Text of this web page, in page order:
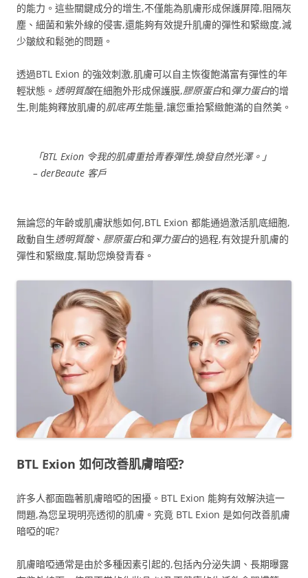
的能力。這些關鍵成分的增生,不僅能為肌膚形成保護屏障,阻隔灰
塵、細菌和紫外線的侵害,還能夠有效提升肌膚的彈性和緊緻度,減
少皺紋和鬆弛的問題。
透過BTL Exion 的強效刺激,肌膚可以自主恢復飽滿富有彈性的年
輕狀態。 透明質酸在細胞外形成保護膜,膠原蛋白和彈力蛋白的增
生,則能夠釋放肌膚的肌底再生能量,讓您重拾緊緻飽滿的自然美。
「BTL Exion 令我的肌膚重拾青春彈性,煥發自然光澤。」
– derBeaute 客戶
無論您的年齡或肌膚狀態如何,BTL Exion 都能通過激活肌底細胞,
啟動自生透明質酸、 膠原蛋白和彈力蛋白的過程,有效提升肌膚的
彈性和緊緻度,幫助您煥發青春。
BTL Exion 如何改善肌膚暗啞?
許多人都面臨著肌膚暗啞的困擾。BTL Exion 能夠有效解決這一
問題,為您呈現明亮透彻的肌膚。究竟 BTL Exion 是如何改善肌膚
暗啞的呢?
肌膚暗啞通常是由於多種因素引起的,包括內分泌失調、長期曝露